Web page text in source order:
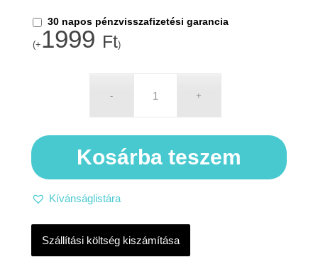
30 napos pénzvisszafizetési garancia
(+ 1999 Ft)
Kosárba teszem
Kívánságlistára
Szállítási költség kiszámítása